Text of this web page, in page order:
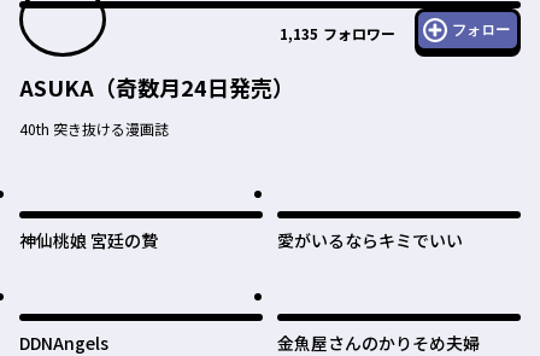
1,135 フォロワー フォロー
ASUKA（奇数月24日発売）
40th 突き抜ける漫画誌
神仙桃娘 宮廷の贄 愛がいるならキミでいい
DDNAngels 金魚屋さんのかりそめ夫婦